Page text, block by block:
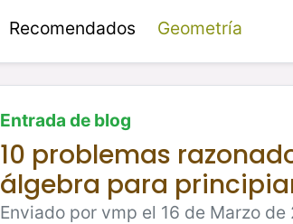
Recomendados
Geometría
Entrada de blog
10 problemas
álgebra para
Enviado por vmp el 16 de Marzo de